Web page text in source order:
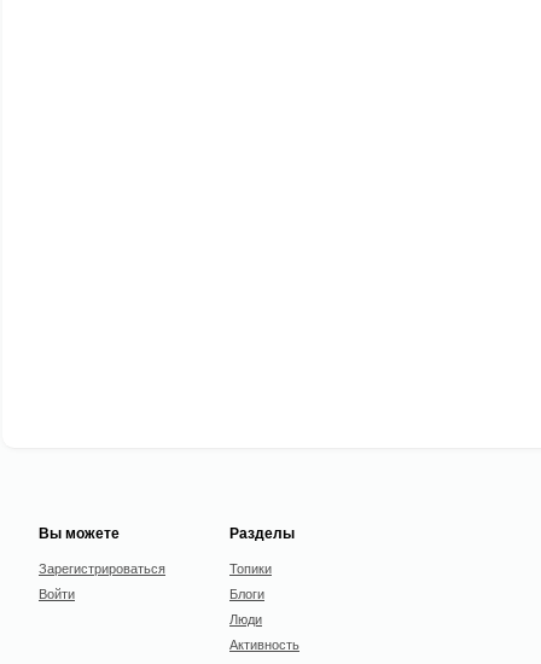
Вы можете
Зарегистрироваться
Войти
Разделы
Топики
Блоги
Люди
Активность